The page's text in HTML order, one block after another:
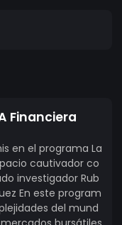
A través de
Inteligencia
nuestra
permite
datos
de la
y generar
decisiones
Financiera
en el programa La
cautivador co
investigador Rub
En este program
del mund